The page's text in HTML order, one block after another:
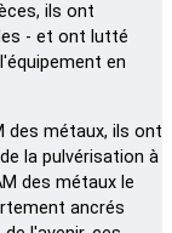
ils ont
- et ont lutté
en
des métaux, ils ont
la pulvérisation à
des métaux le
ancrés